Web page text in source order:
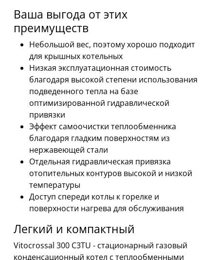
Ваша выгода от этих
преимуществ
Небольшой вес, поэтому хорошо подходит
для крышных котельных
Низкая эксплуатационная стоимость
благодаря высокой степени использования
подведенного тепла на базе
оптимизированной гидравлической
привязки
Эффект самоочистки теплообменника
благодаря гладким поверхностям из
нержавеющей стали
Отдельная гидравлическая привязка
отопительных контуров высокой и низкой
температуры
Доступ спереди котлы к горелке и
поверхности нагрева для обслуживания
Легкий и компактный
Vitocrossal 300 C3TU - стационарный газовый
конденсационный котел с теплообменными